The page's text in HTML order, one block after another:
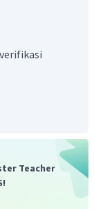
Pendapat,
dan pesan
orator pada
tentang
atau pesan
isi pidato dan
negatiﬂah
Teacher